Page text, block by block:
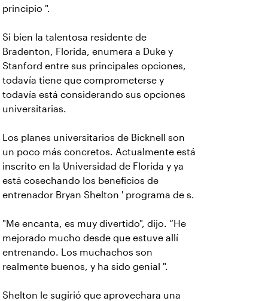
principio ".
Si bien la talentosa residente de
Bradenton, Florida, enumera a Duke y
Stanford entre sus principales opciones,
todavía tiene que comprometerse y
todavía está considerando sus opciones
universitarias.
Los planes universitarios de Bicknell son
un poco más concretos. Actualmente está
inscrito en la Universidad de Florida y ya
está cosechando los beneficios de
entrenador Bryan Shelton ' programa de s.
"Me encanta, es muy divertido", dijo. “He
mejorado mucho desde que estuve allí
entrenando. Los muchachos son
realmente buenos, y ha sido genial ".
Shelton le sugirió que aprovechara una